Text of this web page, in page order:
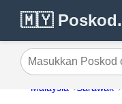
🇲🇾
Masukkan Poskod
Malaysia Sarawak